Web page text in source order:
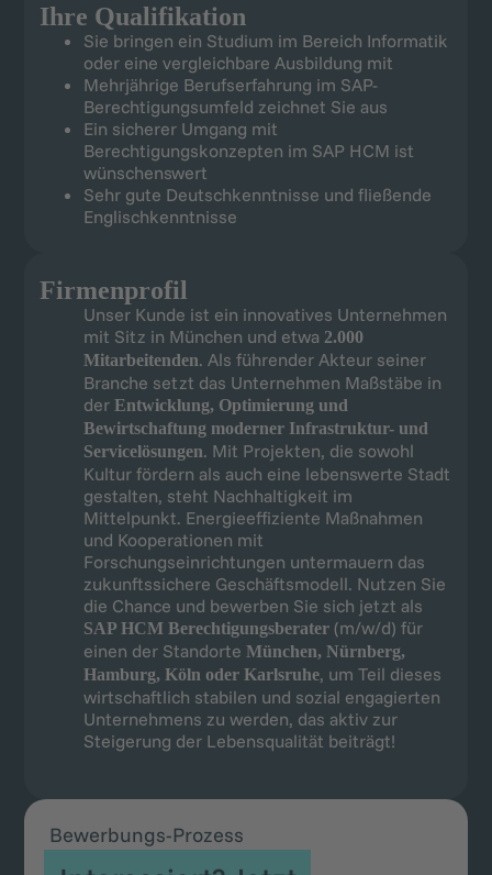
Ihre Qualifikation
Sie bringen ein Studium im Bereich Informatik
oder eine vergleichbare Ausbildung mit
Mehrjährige Berufserfahrung im SAP-
Berechtigungsumfeld zeichnet Sie aus
Ein sicherer Umgang mit
Berechtigungskonzepten im SAP HCM ist
wünschenswert
Sehr gute Deutschkenntnisse und fließende
Englischkenntnisse
Firmenprofil
Unser Kunde ist ein innovatives Unternehmen
mit Sitz in München und etwa 2.000
Mitarbeitenden. Als führender Akteur seiner
Branche setzt das Unternehmen Maßstäbe in
der Entwicklung, Optimierung und
Bewirtschaftung moderner Infrastruktur- und
Servicelösungen. Mit Projekten, die sowohl
Kultur fördern als auch eine lebenswerte Stadt
gestalten, steht Nachhaltigkeit im
Mittelpunkt. Energieeffiziente Maßnahmen
und Kooperationen mit
Forschungseinrichtungen untermauern das
zukunftssichere Geschäftsmodell. Nutzen Sie
die Chance und bewerben Sie sich jetzt als
SAP HCM Berechtigungsberater (m/w/d) für
einen der Standorte München, Nürnberg,
Hamburg, Köln oder Karlsruhe, um Teil dieses
wirtschaftlich stabilen und sozial engagierten
Unternehmens zu werden, das aktiv zur
Steigerung der Lebensqualität beiträgt!
Bewerbungs-Prozess